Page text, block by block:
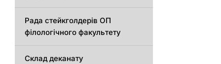
Рада стейкголдерів ОП
філологічного факультету
Склад деканату